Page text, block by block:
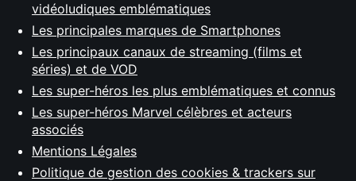
vidéoludiques emblématiques
Les principales marques de Smartphones
Les principaux canaux de streaming (films et
séries) et de VOD
Les super-héros les plus emblématiques et connus
Les super-héros Marvel célèbres et acteurs
associés
Mentions Légales
Politique de gestion des cookies & trackers sur